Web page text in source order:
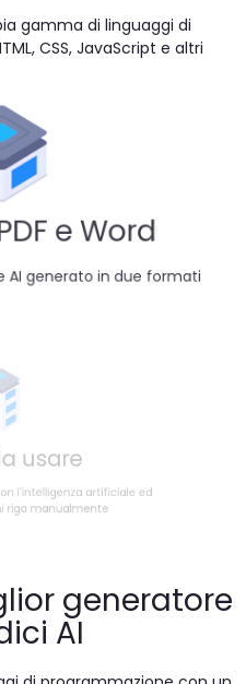
gamma di linguaggi di
CSS, JavaScript e altri
e Word
AI generato in due formati
usare
l'intelligenza artificiale ed
generatore
AI